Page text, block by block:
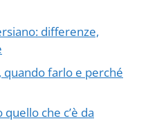
differenze,
quando farlo e perché
che c’è da